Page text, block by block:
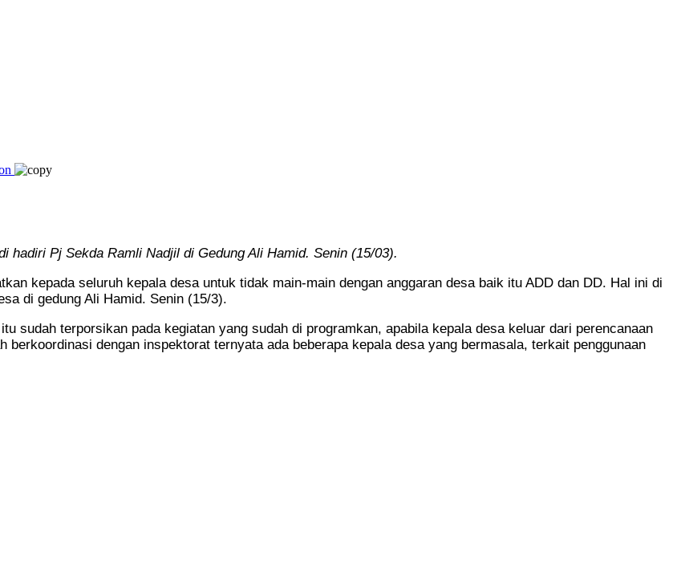
Pj Sekda Ramli Nadjil di Gedung Ali Hamid. Senin (15/03).
kepada seluruh kepala desa untuk tidak main-main dengan anggaran desa baik itu ADD dan DD. Hal ini di
di gedung Ali Hamid. Senin (15/3).
sudah terporsikan pada kegiatan yang sudah di programkan, apabila kepala desa keluar dari perencanaan
berkoordinasi dengan inspektorat ternyata ada beberapa kepala desa yang bermasala, terkait penggunaan